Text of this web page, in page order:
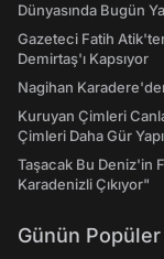
Dünyasında Bugün
Gazeteci Fatih
Demirtaş'ı Kapsıyor
Nagihan
Kuruyan Çimleri
Çimleri Daha Gür
Taşacak Bu Deniz'in
Karadenizli Çıkıyor"
Günün Popüler